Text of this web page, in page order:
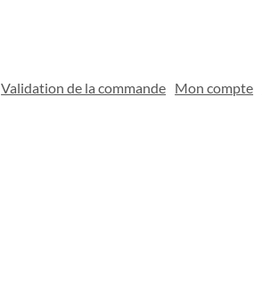
Validation de la commande Mon compte